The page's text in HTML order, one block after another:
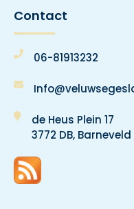
Contact
06-81913232
de Heus Plein 17
3772 DB, Barneveld